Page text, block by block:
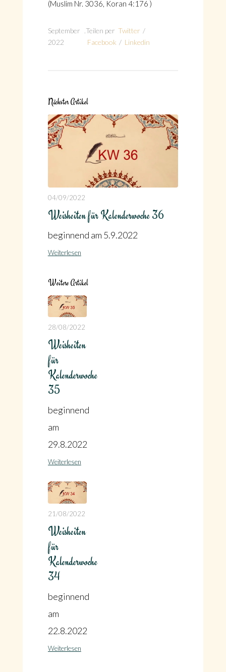
(Muslim Nr. 3036, Koran 4:176 )
September
2022
.Teilen per Twitter /
Facebook / Linkedin
Nächster Artikel
04/09/2022
Weisheiten für Kalenderwoche 36
beginnend am 5.9.2022
Weiterlesen
Weitere Artikel
28/08/2022
Weisheiten
für
Kalenderwoche
35
beginnend
am
29.8.2022
Weiterlesen
21/08/2022
Weisheiten
für
Kalenderwoche
34
beginnend
am
22.8.2022
Weiterlesen